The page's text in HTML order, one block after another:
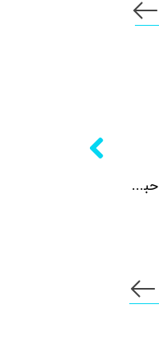
روکش استخر پلی اتیلن 13 میلیمتر حبابدار